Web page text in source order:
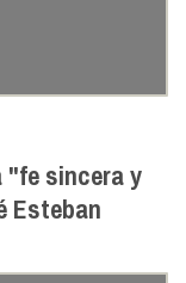
sincera y
Esteban